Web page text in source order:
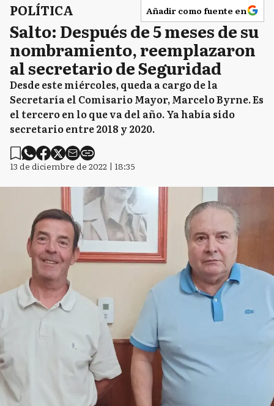
POLÍTICA Añadir como fuente en
Salto: Después de 5 meses de su
nombramiento, reemplazaron
al secretario de Seguridad
Desde este miércoles, queda a cargo de la
Secretaría el Comisario Mayor, Marcelo Byrne. Es
el tercero en lo que va del año. Ya había sido
secretario entre 2018 y 2020.
13 de diciembre de 2022 | 18:35